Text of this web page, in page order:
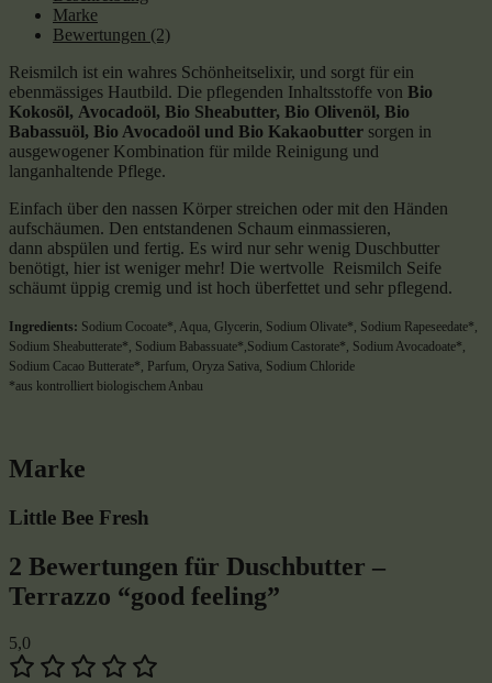
Marke
Bewertungen (2)
Reismilch ist ein wahres Schönheitselixir, und sorgt für ein
ebenmässiges Hautbild. Die pflegenden Inhaltsstoffe von Bio
Kokosöl, Avocadoöl, Bio Sheabutter, Bio Olivenöl, Bio
Babassuöl, Bio Avocadoöl und Bio Kakaobutter sorgen in
ausgewogener Kombination für milde Reinigung und
langanhaltende Pflege.
Einfach über den nassen Körper streichen oder mit den Händen
aufschäumen. Den entstandenen Schaum einmassieren,
dann abspülen und fertig. Es wird nur sehr wenig Duschbutter
benötigt, hier ist weniger mehr! Die wertvolle Reismilch Seife
schäumt üppig cremig und ist hoch überfettet und sehr pflegend.
Ingredients: Sodium Cocoate*, Aqua, Glycerin, Sodium Olivate*, Sodium Rapeseedate*,
Sodium Sheabutterate*, Sodium Babassuate*,Sodium Castorate*, Sodium Avocadoate*,
Sodium Cacao Butterate*, Parfum, Oryza Sativa, Sodium Chloride
*aus kontrolliert biologischem Anbau
Marke
Little Bee Fresh
2 Bewertungen für Duschbutter –
Terrazzo “good feeling”
5,0